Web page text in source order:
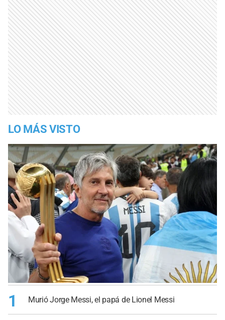
LO MÁS VISTO
1 Murió Jorge Messi, el papá de Lionel Messi